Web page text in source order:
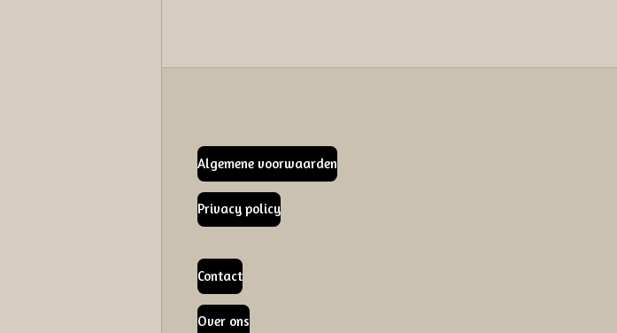
Algemene voorwaarden
Privacy policy
Contact
Over ons